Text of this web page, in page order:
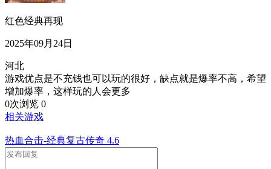
红色经典再现
2025年09月24日
河北
游戏优点是不充钱也可以玩的很好，缺点就是爆率不高，希望
增加爆率，这样玩的人会更多
0次浏览 0
相关游戏
热血合击-经典复古传奇 4.6